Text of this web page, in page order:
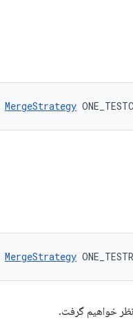
MergeStrategy
MergeStrategy
خواهیم گرفت.